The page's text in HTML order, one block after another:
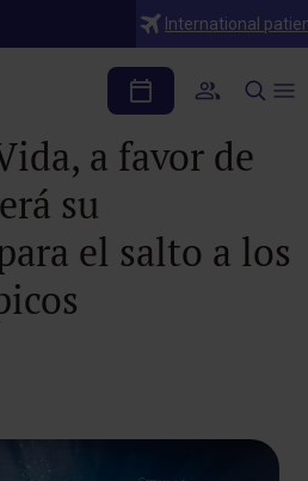
International
Carrera HM
a favor de
su
el salto a los